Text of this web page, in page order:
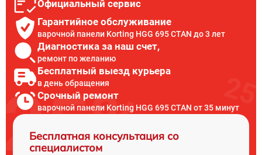
Официальный сервис
Гарантийное обслуживание
варочной панели Korting HGG 695 CTAN до 3 лет
Диагностика за наш счет,
ремонт по желанию
Бесплатный выезд курьера
в день обращения
Срочный ремонт
варочной панели Korting HGG 695 CTAN от 35 минут
Бесплатная консультация со
специалистом